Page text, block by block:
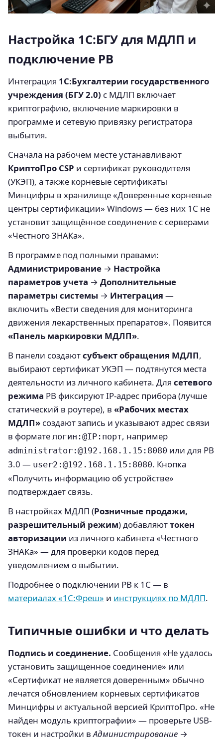
Настройка 1С:БГУ для МДЛП и
подключение РВ
Интеграция 1С:Бухгалтерии государственного
учреждения (БГУ 2.0) с МДЛП включает
криптографию, включение маркировки в
программе и сетевую привязку регистратора
выбытия.
Сначала на рабочем месте устанавливают
КриптоПро CSP и сертификат руководителя
(УКЭП), а также корневые сертификаты
Минцифры в хранилище «Доверенные корневые
центры сертификации» Windows — без них 1С не
установит защищённое соединение с серверами
«Честного ЗНАКа».
В программе под полными правами:
Администрирование → Настройка
параметров учета → Дополнительные
параметры системы → Интеграция —
включить «Вести сведения для мониторинга
движения лекарственных препаратов». Появится
«Панель маркировки МДЛП».
В панели создаютсубъект обращения МДЛП,
выбирают сертификат УКЭП — подтянутся места
деятельности из личного кабинета. Для сетевого
режима РВ фиксируют IP-адрес прибора (лучше
статический в роутере), в «Рабочих местах
МДЛП» создают запись и указывают адрес связи
в формате логин:@IP:порт, например
administrator:@192.168.1.15:8080 или для РВ
3.0 — user2:@192.168.1.15:8080. Кнопка
«Получить информацию об устройстве»
подтверждает связь.
В настройках МДЛП (Розничные продажи,
разрешительный режим) добавляюттокен
авторизации из личного кабинета «Честного
ЗНАКа» — для проверки кодов перед
уведомлением о выбытии.
Подробнее о подключении РВ к 1С — в
материалах «1С:Фреш» и инструкциях по МДЛП.
Типичные ошибки и что делать
Подпись и соединение. Сообщения «Не удалось
установить защищенное соединение» или
«Сертификат не является доверенным» обычно
лечатся обновлением корневых сертификатов
Минцифры и актуальной версией КриптоПро. «Не
найден модуль криптографии» — проверьте USB-
токен и настройки вАдминистрирование →